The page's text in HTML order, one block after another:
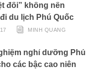
đối” không nên
du lịch Phú Quốc
MINH QUANG
nghỉ dưỡng Phú
các bậc cao niên